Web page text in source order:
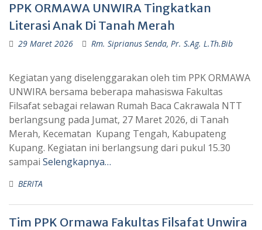
PPK ORMAWA UNWIRA Tingkatkan
Literasi Anak Di Tanah Merah
29 Maret 2026 Rm. Siprianus Senda, Pr. S.Ag. L.Th.Bib
Kegiatan yang diselenggarakan oleh tim PPK ORMAWA
UNWIRA bersama beberapa mahasiswa Fakultas
Filsafat sebagai relawan Rumah Baca Cakrawala NTT
berlangsung pada Jumat, 27 Maret 2026, di Tanah
Merah, Kecematan Kupang Tengah, Kabupateng
Kupang. Kegiatan ini berlangsung dari pukul 15.30
sampai Selengkapnya…
BERITA
Tim PPK Ormawa Fakultas Filsafat Unwira